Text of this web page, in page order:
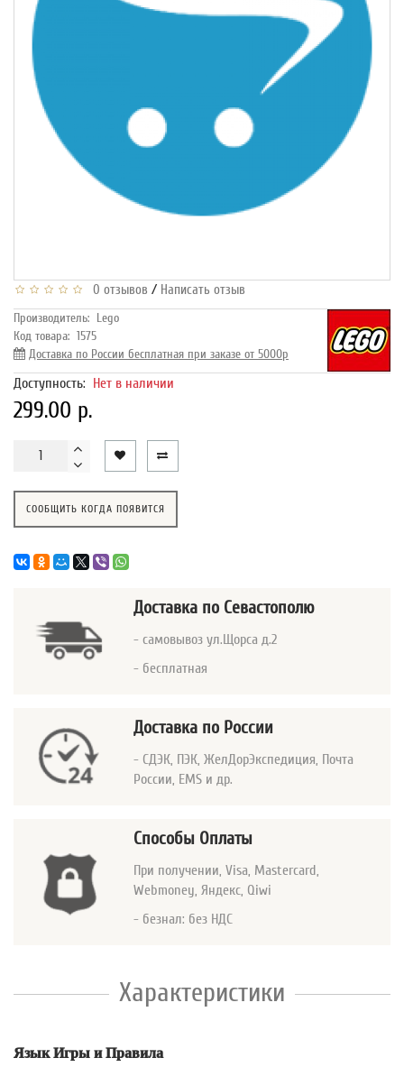
0 отзывов / Написать отзыв
Производитель: Lego
Код товара: 1575
Доставка по России бесплатная при заказе от 5000р
Доступность: Нет в наличии
299.00 р.
СООБЩИТЬ КОГДА ПОЯВИТСЯ
Доставка по Севастополю
- самовывоз ул.Щорса д.2
- бесплатная
Доставка по России
- СДЭК, ПЭК, ЖелДорЭкспедиция, Почта
России, EMS и др.
Способы Оплаты
При получении, Visa, Mastercard
Webmoney, Яндекс, Qiwi
- безнал: без НДС
Характеристики
Язык Игры и Правила